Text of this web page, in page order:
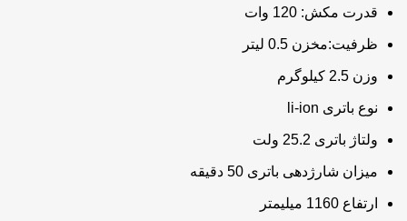
قدرت مکش: 120 وات
ظرفیت:مخزن 0.5 لیتر
وزن 2.5 کیلوگرم
نوع باتری li-ion
ولتاژ باتری 25.2 ولت
میزان شارژدهی باتری 50 دقیقه
ارتفاع 1160 میلیمتر